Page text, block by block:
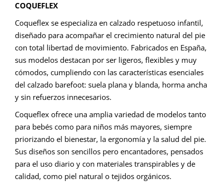
COQUEFLEX
Coqueflex se especializa en calzado respetuoso infantil,
diseñado para acompañar el crecimiento natural del pie
con total libertad de movimiento. Fabricados en España,
sus modelos destacan por ser ligeros, flexibles y muy
cómodos, cumpliendo con las características esenciales
del calzado barefoot: suela plana y blanda, horma ancha
y sin refuerzos innecesarios.
Coqueflex ofrece una amplia variedad de modelos tanto
para bebés como para niños más mayores, siempre
priorizando el bienestar, la ergonomía y la salud del pie.
Sus diseños son sencillos pero encantadores, pensados
para el uso diario y con materiales transpirables y de
calidad, como piel natural o tejidos orgánicos.